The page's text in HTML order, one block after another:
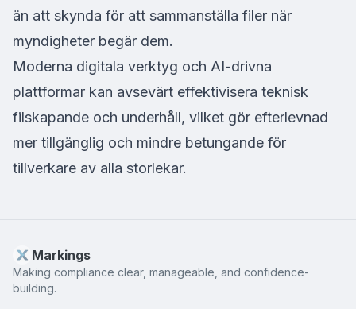
än att skynda för att sammanställa filer när
myndigheter begär dem.
Moderna digitala verktyg och AI-drivna
plattformar kan avsevärt effektivisera teknisk
filskapande och underhåll, vilket gör efterlevnad
mer tillgänglig och mindre betungande för
tillverkare av alla storlekar.
Markings
Making compliance clear, manageable, and confidence-
building.